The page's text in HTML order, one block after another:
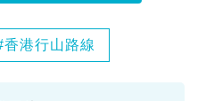
香港行山路線